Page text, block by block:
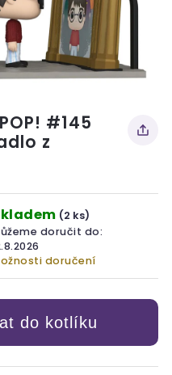
#145
z
(2 ks)
doručit do:
doručení
do kotlíku